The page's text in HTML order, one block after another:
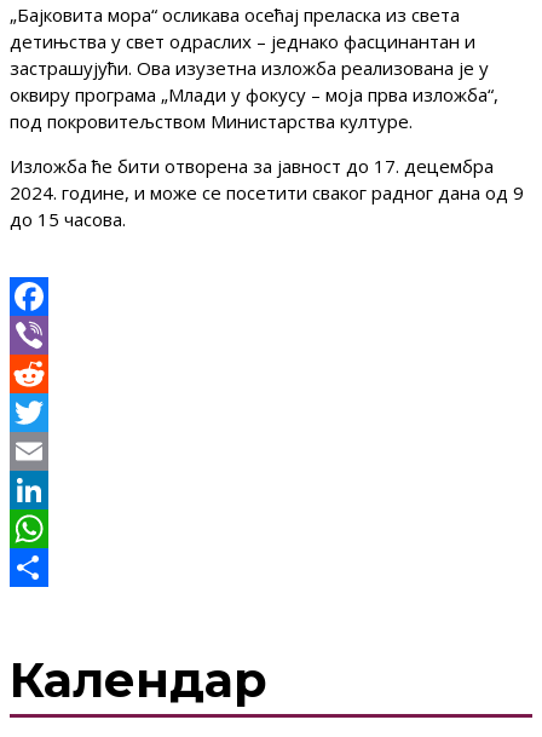
„Бајковита мора“ осликава осећај преласка из света
детињства у свет одраслих – једнако фасцинантан и
застрашујући. Ова изузетна изложба реализована је у
оквиру програма „Млади у фокусу – моја прва изложба“,
под покровитељством Министарства културе.
Изложба ће бити отворена за јавност до 17. децембра
2024. године, и може се посетити сваког радног дана од 9
до 15 часова.
Facebook
Viber
Reddit
Twitter
Email
LinkedIn
WhatsApp
Календар